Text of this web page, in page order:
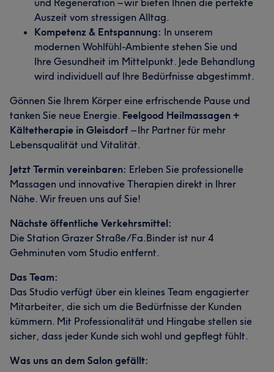
und Regeneration – wir bieten Ihnen die perfekte
Auszeit vom stressigen Alltag.
Kompetenz & Entspannung: In unserem
modernen Wohlfühl-Ambiente stehen Sie und
Ihre Gesundheit im Mittelpunkt. Jede Behandlung
wird individuell auf Ihre Bedürfnisse abgestimmt.
Gönnen Sie Ihrem Körper eine erfrischende Pause und
tanken Sie neue Energie. Feelgood Heilmassagen +
Kältetherapie in Gleisdorf – Ihr Partner für mehr
Lebensqualität und Vitalität.
Jetzt Termin vereinbaren: Erleben Sie professionelle
Massagen und innovative Therapien direkt in Ihrer
Nähe. Wir freuen uns auf Sie!
Nächste öffentliche Verkehrsmittel:
Die Station Grazer Straße/Fa.Binder ist nur 4
Gehminuten vom Studio entfernt.
Das Team:
Das Studio verfügt über ein kleines Team engagierter
Mitarbeiter, die sich um die Bedürfnisse der Kunden
kümmern. Mit Professionalität und Hingabe stellen sie
sicher, dass jeder Kunde sich wohl und gepflegt fühlt.
Was uns an dem Salon gefällt: